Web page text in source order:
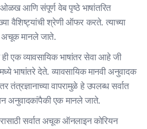
आणि संपूर्ण वेब पृष्ठे भाषांतरित
वैशिष्ट्यांची श्रेणी ऑफर करते. त्‍याच्‍या
अचूक मानले जाते.
एक व्यावसायिक भाषांतर सेवा आहे जी
भाषांतरे देते. व्यावसायिक मानवी अनुवादक
तंत्रज्ञानाच्या वापरामुळे हे उपलब्ध सर्वात
अनुवादकांपैकी एक मानले जाते.
सर्वात अचूक ऑनलाइन कोरियन